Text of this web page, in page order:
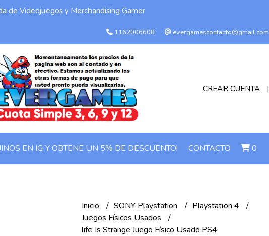
de Videojuegos y Merchandising Gamer
1162006608 evergamescontacto@gmail.com
CREAR CUENTA
EN IG Y OBTENE UN 5% DE DESCUENTO! CONTACTO 0
Inicio SONY Playstation
Playstation 4
Juegos Físicos Usados
life Is Strange Juego Físico Usado PS4